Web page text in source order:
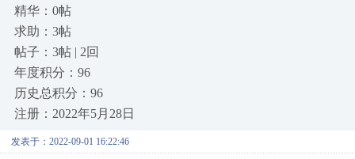
精华：0帖
求助：3帖
帖子：3帖 | 2回
年度积分：96
历史总积分：96
注册：2022年5月28日
发表于：2022-09-01 16:22:46